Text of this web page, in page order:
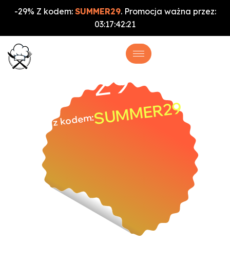
-29% Z kodem: SUMMER29. Promocja ważna przez:
03:17:42:21
-29%
z kodem:SUMMER29